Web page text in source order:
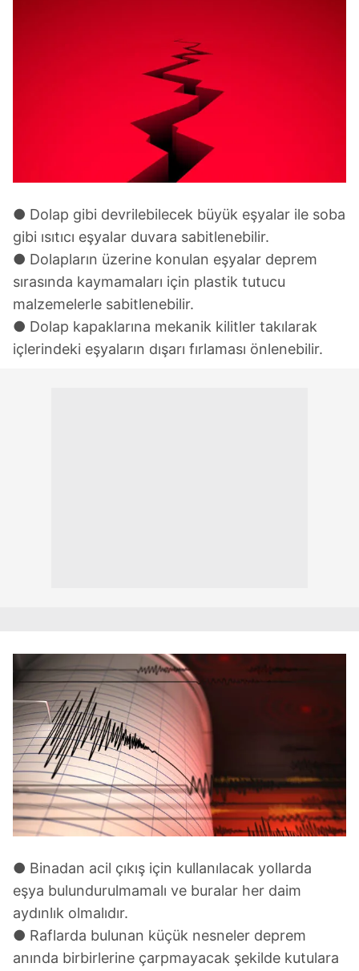
● Dolap gibi devrilebilecek büyük eşyalar ile soba
gibi ısıtıcı eşyalar duvara sabitlenebilir.
● Dolapların üzerine konulan eşyalar deprem
sırasında kaymamaları için plastik tutucu
malzemelerle sabitlenebilir.
● Dolap kapaklarına mekanik kilitler takılarak
içlerindeki eşyaların dışarı fırlaması önlenebilir.
● Binadan acil çıkış için kullanılacak yollarda
eşya bulundurulmamalı ve buralar her daim
aydınlık olmalıdır.
● Raflarda bulunan küçük nesneler deprem
anında birbirlerine çarpmayacak şekilde kutulara